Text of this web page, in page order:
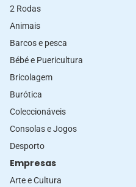
2 Rodas
Animais
Barcos e pesca
Bébé e Puericultura
Bricolagem
Burótica
Coleccionáveis
Consolas e Jogos
Desporto
Empresas
Arte e Cultura